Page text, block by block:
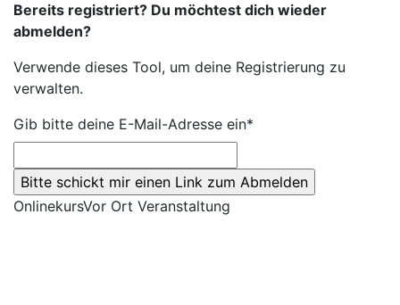
Bereits registriert? Du möchtest dich wieder
abmelden?
Verwende dieses Tool, um deine Registrierung zu
verwalten.
Gib bitte deine E-Mail-Adresse ein*
OnlinekursVor Ort Veranstaltung